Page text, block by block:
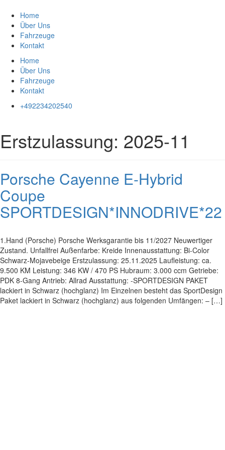
Inhalt
springen
Home
Über Uns
Fahrzeuge
Kontakt
Home
Über Uns
Fahrzeuge
Kontakt
+492234202540
Erstzulassung: 2025-11
Porsche Cayenne E-Hybrid
Coupe
SPORTDESIGN*INNODRIVE*22
1.Hand (Porsche) Porsche Werksgarantie bis 11/2027 Neuwertiger
Zustand. Unfallfrei Außenfarbe: Kreide Innenausstattung: Bi-Color
Schwarz-Mojavebeige Erstzulassung: 25.11.2025 Laufleistung: ca.
9.500 KM Leistung: 346 KW / 470 PS Hubraum: 3.000 ccm Getriebe:
PDK 8-Gang Antrieb: Allrad Ausstattung: -SPORTDESIGN PAKET
lackiert in Schwarz (hochglanz) Im Einzelnen besteht das SportDesign
Paket lackiert in Schwarz (hochglanz) aus folgenden Umfängen: – […]